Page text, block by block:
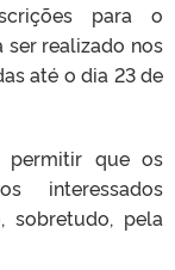
para o
ser realizado nos
até o dia 23 de
permitir que os
interessados
sobretudo, pela